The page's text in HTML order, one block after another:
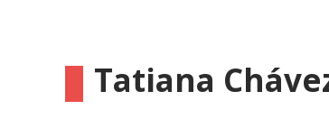
Tatiana